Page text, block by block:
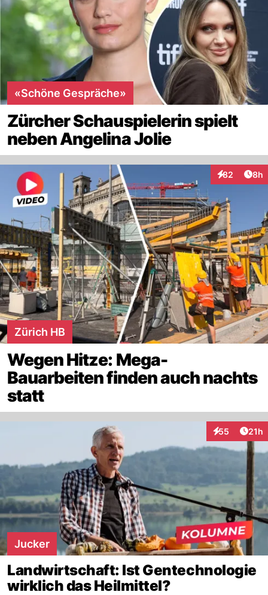
«Schöne Gespräche»
Zürcher Schauspielerin spielt
neben Angelina Jolie
82
Interaktionen
8h
Zürich HB
Wegen Hitze: Mega-
Bauarbeiten finden auch nachts
statt
55
Interaktionen
21h
Jucker
Landwirtschaft: Ist Gentechnologie
wirklich das Heilmittel?